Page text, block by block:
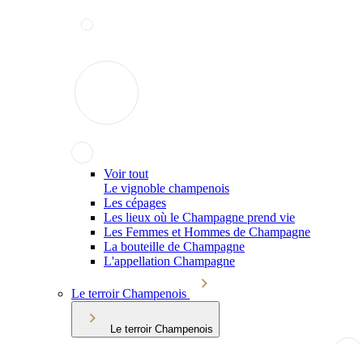
Voir tout
Le vignoble champenois
Les cépages
Les lieux où le Champagne prend vie
Les Femmes et Hommes de Champagne
La bouteille de Champagne
L'appellation Champagne
Le terroir Champenois
Le terroir Champenois